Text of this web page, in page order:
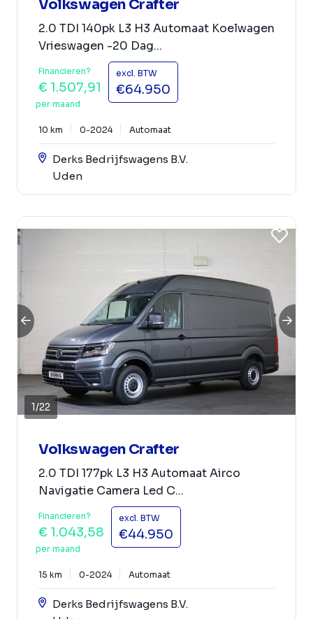
Volkswagen Crafter
2.0 TDI 140pk L3 H3 Automaat Koelwagen
Vrieswagen -20 Dag...
Financieren?
€ 1.507,91
per maand
excl. BTW
€64.950
10 km 0-2024 Automaat
Derks Bedrijfswagens B.V.
Uden
1/22
Volkswagen Crafter
2.0 TDI 177pk L3 H3 Automaat Airco
Navigatie Camera Led C...
Financieren?
€ 1.043,58
per maand
excl. BTW
€44.950
15 km 0-2024 Automaat
Derks Bedrijfswagens B.V.